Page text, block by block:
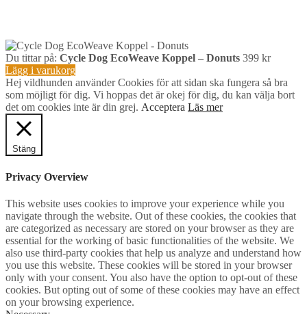
Du tittar på: Cycle Dog EcoWeave Koppel – Donuts 399 kr
Lägg i varukorg
Hej vildhunden använder Cookies för att sidan ska fungera så bra
som möjligt för dig. Vi hoppas det är okej för dig, du kan välja bort
det om cookies inte är din grej. Acceptera Läs mer
Stäng
Privacy Overview
This website uses cookies to improve your experience while you
navigate through the website. Out of these cookies, the cookies that
are categorized as necessary are stored on your browser as they are
essential for the working of basic functionalities of the website. We
also use third-party cookies that help us analyze and understand how
you use this website. These cookies will be stored in your browser
only with your consent. You also have the option to opt-out of these
cookies. But opting out of some of these cookies may have an effect
on your browsing experience.